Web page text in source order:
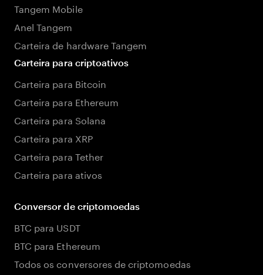
Tangem Mobile
Anel Tangem
Carteira de hardware Tangem
Carteira para criptoativos
Carteira para Bitcoin
Carteira para Ethereum
Carteira para Solana
Carteira para XRP
Carteira para Tether
Carteira para ativos
Conversor de criptomoedas
BTC para USDT
BTC para Ethereum
Todos os conversores de criptomoedas